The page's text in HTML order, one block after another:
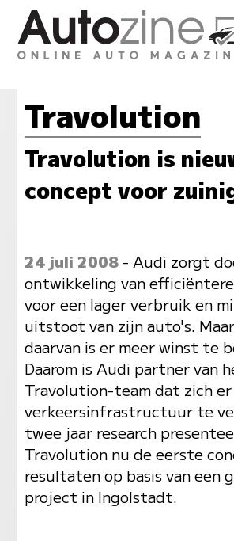
Travolution
Travolution is
concept voor
24 juli 2008- Audi zorgt
ontwikkeling van
voor een lager verbruik en
uitstoot van zijn auto's.
daarvan is er meer winst te
Daarom is Audi partner van
Travolution-team dat zich
verkeersinfrastructuur te
twee jaar research
Travolution nu de eerste
resultaten op basis van een
project in Ingolstadt.